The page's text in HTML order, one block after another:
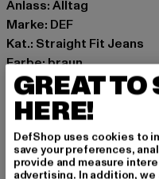
Anlass: Alltag
Marke: DEF
Kat.: Straight Fit Jeans
Farbe: braun
Hersteller Farbe: brown
Art.Nr: DFJS238-00075
Hersteller: TB
GREAT TO
HERE!
DefShop uses cookies to
save your preferences,
provide and measure
advertising. In addition,